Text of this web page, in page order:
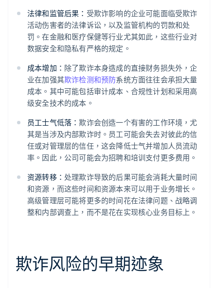
法律和监管后果： 受欺诈影响的企业可能面临受欺诈
活动伤害者的法律诉讼，以及监管机构的罚款和处
罚。在金融和医疗保健等行业尤其如此，这些行业对
数据安全和隐私有严格的规定。
成本增加： 除了欺诈本身造成的直接财务损失外，企
业在加强其欺诈检测和预防系统方面往往会承担大量
成本。其中可能包括审计成本、合规性计划和采用高
级安全技术的成本。
员工士气低落：欺诈会创造一个有害的工作环境，尤
其是当涉及内部欺诈时。员工可能会失去对彼此的信
任或对管理层的信任，这会降低士气并增加人员流动
率。因此，公司可能会为招聘和培训支付更多费用。
资源转移： 处理欺诈导致的后果可能会消耗大量时间
和资源，而这些时间和资源本来可以用于业务增长。
高级管理层可能将更多的时间花在法律问题、战略调
整和内部调查上，而不是花在实现核心业务目标上。
欺诈风险的早期迹象